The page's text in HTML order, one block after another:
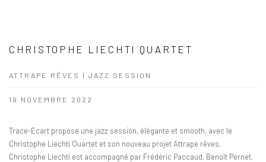
CHRISTOPHE LIECHTI QUARTET
ATTRAPE RÊVES | JAZZ SESSION
19 NOVEMBRE 2022
Trace-Ecart propose une jazz session, élégante et smooth, avec le
Christophe Liechti Quartet et son nouveau projet Attrape rêves.
Christophe Liechti est accompagné par Frédéric Paccaud, Benoît Pernet,